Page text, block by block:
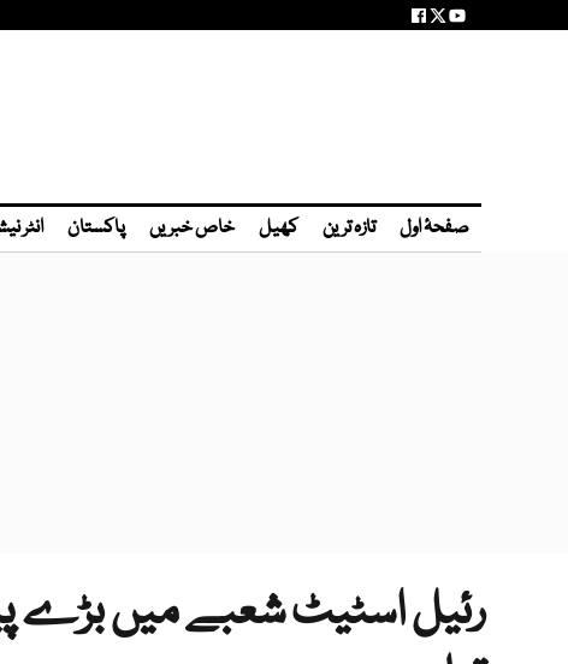
صفحۂ اول تازہ ترین کھیل خاص خبریں پاکستان انٹر
رئیل اسٹیٹ شعبے میں بڑے